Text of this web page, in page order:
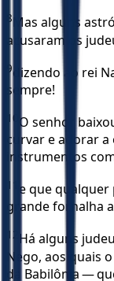
8
Mas alguns
acusaram os
9dizendo ao rei
sempre!
10 O senhor
curvar e adorar
instrumentos
11
e que qualquer
grande fornalha
12 Há alguns
Nego, aos quais
da Babilônia —